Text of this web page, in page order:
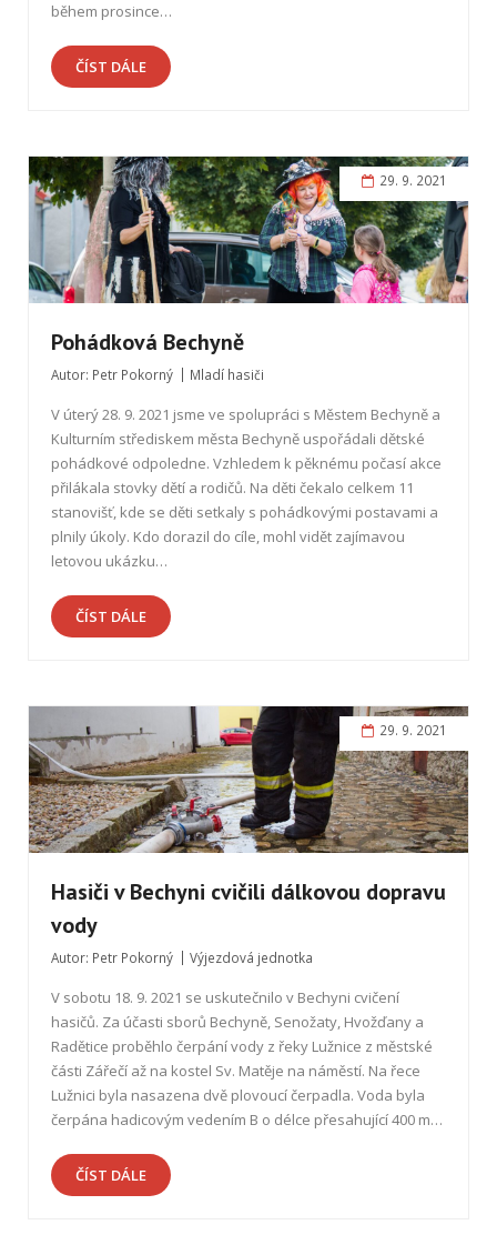
během prosince…
ČÍST DÁLE
Pohádková Bechyně
Autor: Petr Pokorný Mladí hasiči
V úterý 28. 9. 2021 jsme ve spolupráci s Městem Bechyně a
Kulturním střediskem města Bechyně uspořádali dětské
pohádkové odpoledne. Vzhledem k pěknému počasí akce
přilákala stovky dětí a rodičů. Na děti čekalo celkem 11
stanovišť, kde se děti setkaly s pohádkovými postavami a
plnily úkoly. Kdo dorazil do cíle, mohl vidět zajímavou
letovou ukázku…
ČÍST DÁLE
29. 9. 2021
Hasiči v Bechyni cvičili dálkovou dopravu
vody
Autor: Petr Pokorný Výjezdová jednotka
V sobotu 18. 9. 2021 se uskutečnilo v Bechyni cvičení
hasičů. Za účasti sborů Bechyně, Senožaty, Hvožďany a
Radětice proběhlo čerpání vody z řeky Lužnice z městské
části Zářečí až na kostel Sv. Matěje na náměstí. Na řece
Lužnici byla nasazena dvě plovoucí čerpadla. Voda byla
čerpána hadicovým vedením B o délce přesahující 400 m…
ČÍST DÁLE
29. 9. 2021